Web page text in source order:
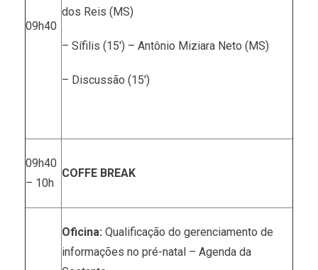
09h40
dos Reis (MS)
– Sífilis (15′) – Antônio Miziara Neto (MS)
– Discussão (15′)
09h40
– 10h
COFFE BREAK
Oficina: Qualificação do gerenciamento de
informações no pré-natal – Agenda da